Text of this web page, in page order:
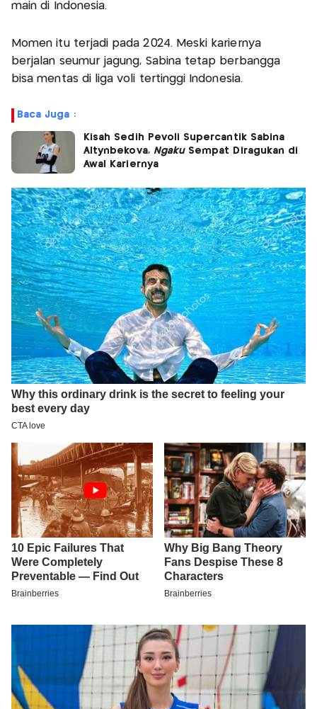
main di Indonesia.
Momen itu terjadi pada 2024. Meski kariernya
berjalan seumur jagung, Sabina tetap berbangga
bisa mentas di liga voli tertinggi Indonesia.
Baca Juga :
Kisah Sedih Pevoli Supercantik Sabina
Altynbekova, NgakuSempat Diragukan di
Awal Kariernya